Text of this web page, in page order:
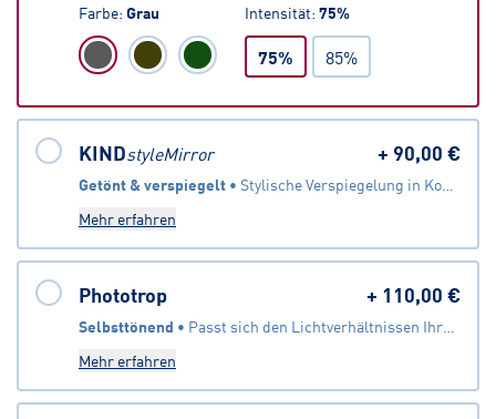
Farbe: Grau Intensität: 75%
75% 85%
KINDstyleMirror + 90,00 €
Getönt & verspiegelt •
Stylische Verspiegelung in Kombination mit Sonnenbrillentönung
Mehr erfahren
Phototrop + 110,00 €
Selbsttönend •
Passt sich den Lichtverhältnissen Ihrer Umgebung an
Mehr erfahren